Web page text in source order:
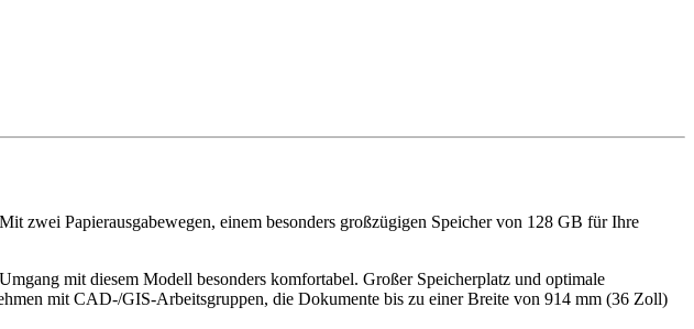
zwei Papierausgabewegen, einem besonders großzügigen Speicher von 128 GB für Ihre
mit diesem Modell besonders komfortabel. Großer Speicherplatz und optimale
mit CAD-/GIS-Arbeitsgruppen, die Dokumente bis zu einer Breite von 914 mm (36 Zoll)